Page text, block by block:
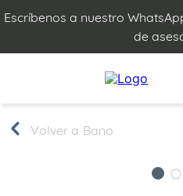
Escríbenos a nuestro
de
Bano